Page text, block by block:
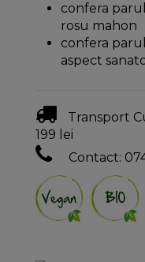
confera
rosu mahon
confera
aspect
Transport
199 lei
Contact: